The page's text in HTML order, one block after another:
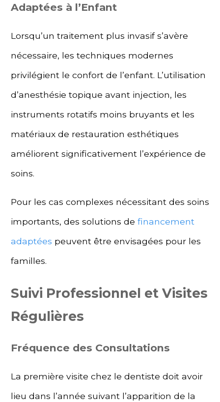
Adaptées à l’Enfant
Lorsqu’un traitement plus invasif s’avère
nécessaire, les techniques modernes
privilégient le confort de l’enfant. L’utilisation
d’anesthésie topique avant injection, les
instruments rotatifs moins bruyants et les
matériaux de restauration esthétiques
améliorent significativement l’expérience de
soins.
Pour les cas complexes nécessitant des soins
importants, des solutions de financement
adaptées peuvent être envisagées pour les
familles.
Suivi Professionnel et Visites
Régulières
Fréquence des Consultations
La première visite chez le dentiste doit avoir
lieu dans l’année suivant l’apparition de la